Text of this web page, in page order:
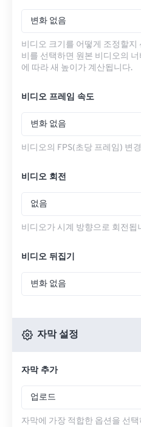
변화 없음
비디오 크기를 어떻게 조정할지
비를 선택하면 원본 비디오의
에 따라 새 높이가 계산됩니다.
비디오 프레임 속도
변화 없음
비디오의 FPS(초당 프레임) 변경
비디오 회전
없음
비디오가 시계 방향으로 회전됩
비디오 뒤집기
변화 없음
자막 설정
자막 추가
업로드
자막에 가장 적합한 옵션을 선